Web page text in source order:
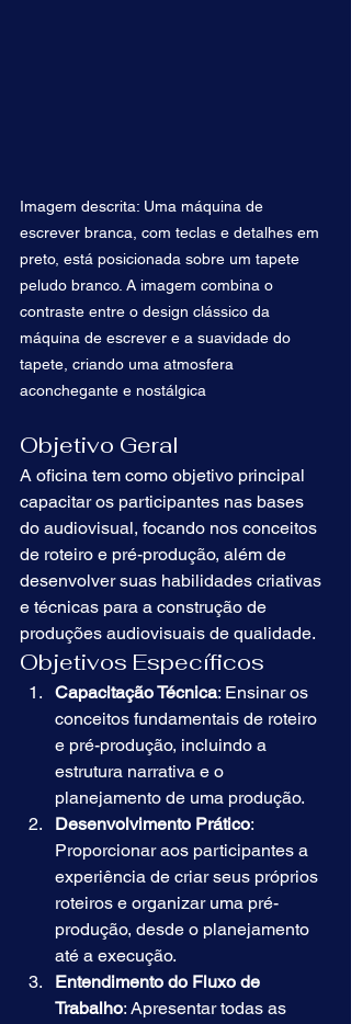
Imagem descrita: Uma máquina de
escrever branca, com teclas e detalhes em
preto, está posicionada sobre um tapete
peludo branco. A imagem combina o
contraste entre o design clássico da
máquina de escrever e a suavidade do
tapete, criando uma atmosfera
aconchegante e nostálgica
Objetivo Geral
A oficina tem como objetivo principal
capacitar os participantes nas bases
do audiovisual, focando nos conceitos
de roteiro e pré-produção, além de
desenvolver suas habilidades criativas
e técnicas para a construção de
produções audiovisuais de qualidade.
Objetivos Específicos
Capacitação Técnica: Ensinar os
conceitos fundamentais de roteiro
e pré-produção, incluindo a
estrutura narrativa e o
planejamento de uma produção.
Desenvolvimento Prático:
Proporcionar aos participantes a
experiência de criar seus próprios
roteiros e organizar uma pré-
produção, desde o planejamento
até a execução.
Entendimento do Fluxo de
Trabalho: Apresentar todas as